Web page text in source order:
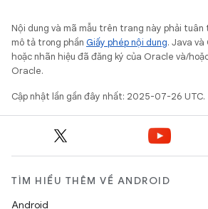
Nội dung và mã mẫu trên trang này phải
mô tả trong phần Giấy phép nội dung. Java và
hoặc nhãn hiệu đã đăng ký của Oracle và/
Oracle.
Cập nhật lần gần đây nhất: 2025-07-26 UTC.
TÌM HIỂU THÊM VỀ ANDROID
Android